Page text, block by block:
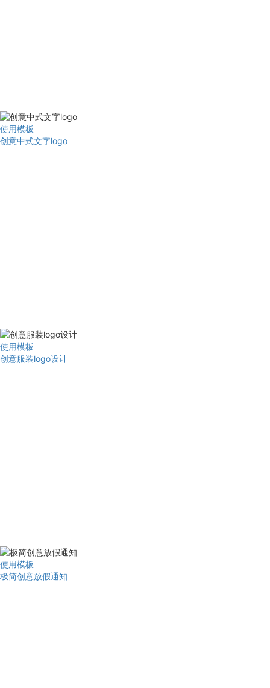
使用模板
创意中式文字logo
使用模板
创意服装logo设计
使用模板
极简创意放假通知